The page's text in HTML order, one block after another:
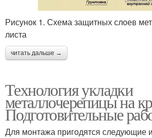
Рисунок 1. Схема защитных слоев
листа
читать дальше →
Технология укладки
металлочерепицы на
Подготовительные
Для монтажа пригодятся следующие